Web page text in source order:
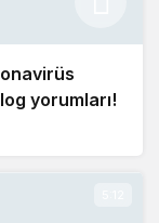
yorumları!